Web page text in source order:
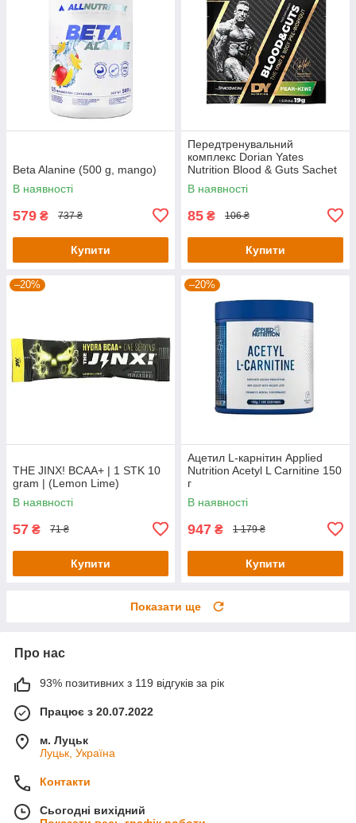
Beta Alanine (500 g, mango)
В наявності
579 ₴ 737 ₴
Купити
Передтренувальний
комплекс Dorian Yates
Nutrition Blood & Guts Sachet
— 19 g (Pear Kiwi)
В наявності
85 ₴ 106 ₴
Купити
–20%
THE JINX! BCAA+ | 1 STK 10
gram | (Lemon Lime)
В наявності
57 ₴ 71 ₴
Купити
–20%
Ацетил L-карнітин Applied
Nutrition Acetyl L Carnitine 150
г
В наявності
947 ₴ 1 179 ₴
Купити
Показати ще
Про нас
93% позитивних з 119 відгуків за рік
Працює з 20.07.2022
м. Луцьк
Луцьк, Україна
Контакти
Сьогодні вихідний